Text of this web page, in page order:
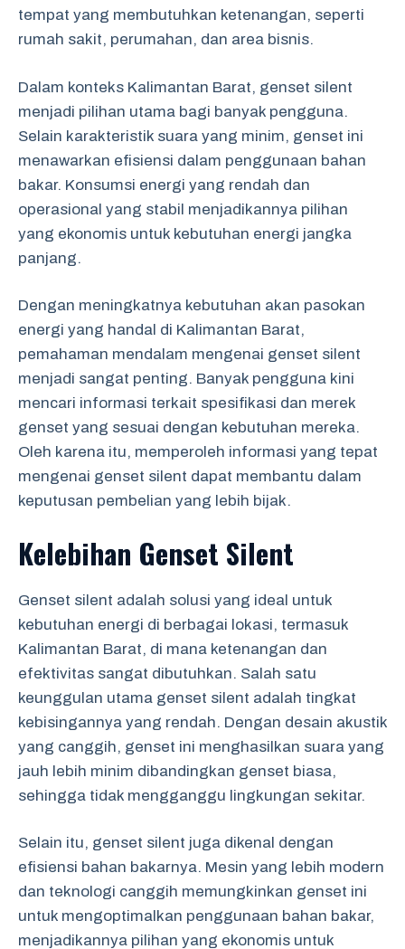
tempat yang membutuhkan ketenangan, seperti
rumah sakit, perumahan, dan area bisnis.
Dalam konteks Kalimantan Barat, genset silent
menjadi pilihan utama bagi banyak pengguna.
Selain karakteristik suara yang minim, genset ini
menawarkan efisiensi dalam penggunaan bahan
bakar. Konsumsi energi yang rendah dan
operasional yang stabil menjadikannya pilihan
yang ekonomis untuk kebutuhan energi jangka
panjang.
Dengan meningkatnya kebutuhan akan pasokan
energi yang handal di Kalimantan Barat,
pemahaman mendalam mengenai genset silent
menjadi sangat penting. Banyak pengguna kini
mencari informasi terkait spesifikasi dan merek
genset yang sesuai dengan kebutuhan mereka.
Oleh karena itu, memperoleh informasi yang tepat
mengenai genset silent dapat membantu dalam
keputusan pembelian yang lebih bijak.
Kelebihan Genset Silent
Genset silent adalah solusi yang ideal untuk
kebutuhan energi di berbagai lokasi, termasuk
Kalimantan Barat, di mana ketenangan dan
efektivitas sangat dibutuhkan. Salah satu
keunggulan utama genset silent adalah tingkat
kebisingannya yang rendah. Dengan desain akustik
yang canggih, genset ini menghasilkan suara yang
jauh lebih minim dibandingkan genset biasa,
sehingga tidak mengganggu lingkungan sekitar.
Selain itu, genset silent juga dikenal dengan
efisiensi bahan bakarnya. Mesin yang lebih modern
dan teknologi canggih memungkinkan genset ini
untuk mengoptimalkan penggunaan bahan bakar,
menjadikannya pilihan yang ekonomis untuk